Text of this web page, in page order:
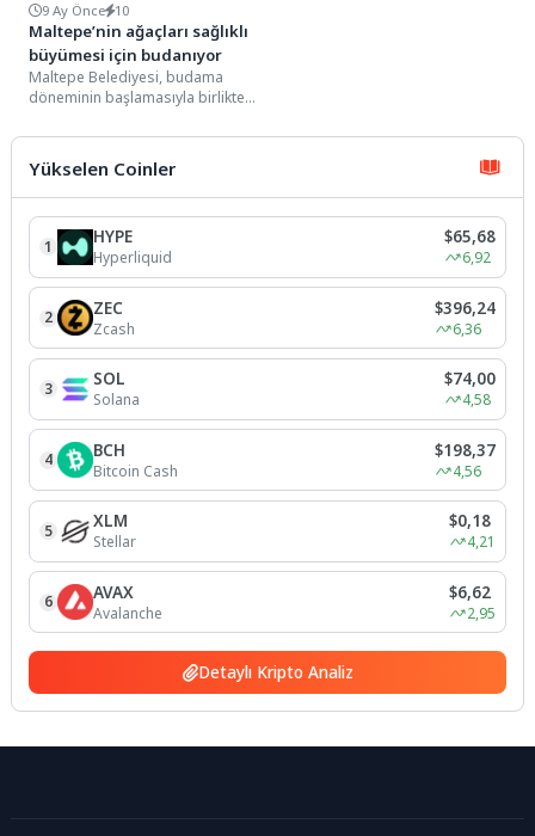
9 Ay Önce 10
Maltepe’nin ağaçları sağlıklı
büyümesi için budanıyor
Maltepe Belediyesi, budama
döneminin başlamasıyla birlikte
budama ve kesim çalışmalarına
devam ediyor....
Yükselen Coinler
1 HYPE
Hyperliquid
$65,68
6,92
2 ZEC
Zcash
$396,24
6,36
3 SOL
Solana
$74,00
4,58
4 BCH
Bitcoin Cash
$198,37
4,56
5 XLM
Stellar
$0,18
4,21
6 AVAX
Avalanche
$6,62
2,95
Detaylı Kripto Analiz